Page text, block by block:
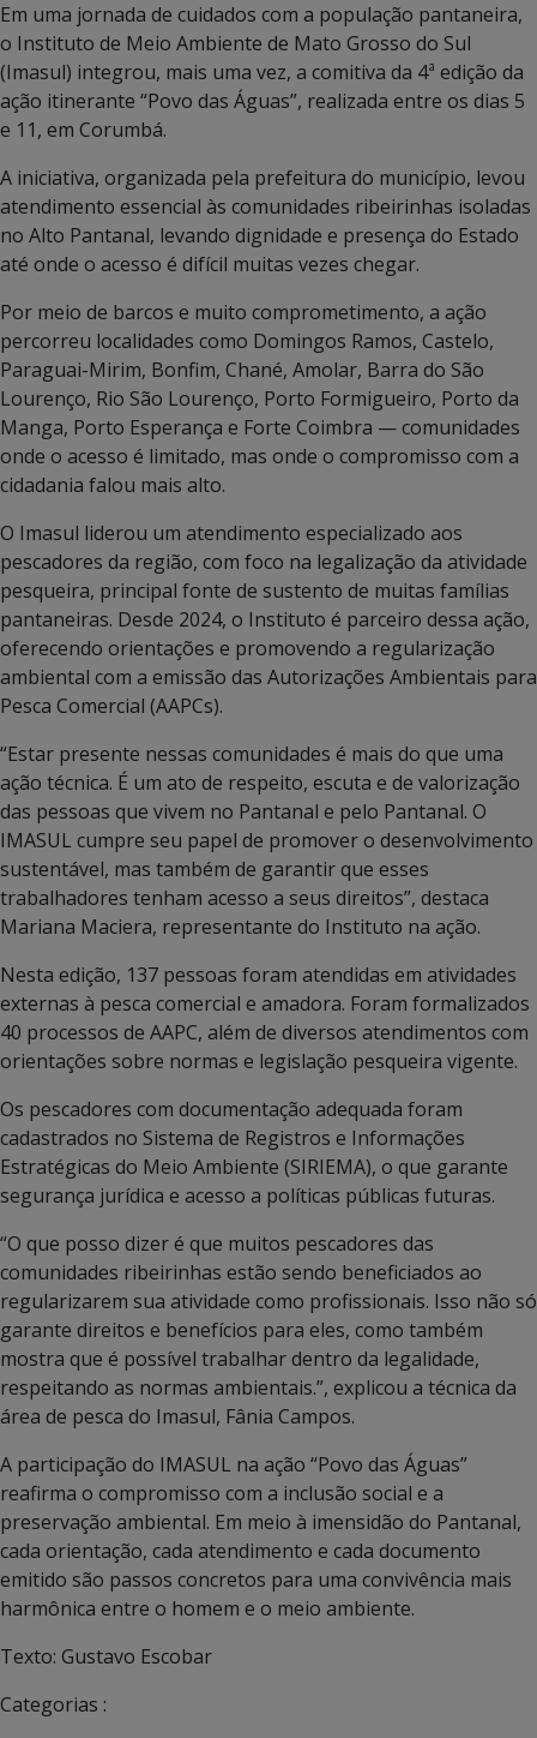
Em uma jornada de cuidados com a população pantaneira,
o Instituto de Meio Ambiente de Mato Grosso do Sul
(Imasul) integrou, mais uma vez, a comitiva da 4ª edição da
ação itinerante “Povo das Águas”, realizada entre os dias 5
e 11, em Corumbá.
A iniciativa, organizada pela prefeitura do município, levou
atendimento essencial às comunidades ribeirinhas isoladas
no Alto Pantanal, levando dignidade e presença do Estado
até onde o acesso é difícil muitas vezes chegar.
Por meio de barcos e muito comprometimento, a ação
percorreu localidades como Domingos Ramos, Castelo,
Paraguai-Mirim, Bonfim, Chané, Amolar, Barra do São
Lourenço, Rio São Lourenço, Porto Formigueiro, Porto da
Manga, Porto Esperança e Forte Coimbra — comunidades
onde o acesso é limitado, mas onde o compromisso com a
cidadania falou mais alto.
O Imasul liderou um atendimento especializado aos
pescadores da região, com foco na legalização da atividade
pesqueira, principal fonte de sustento de muitas famílias
pantaneiras. Desde 2024, o Instituto é parceiro dessa ação,
oferecendo orientações e promovendo a regularização
ambiental com a emissão das Autorizações Ambientais para
Pesca Comercial (AAPCs).
“Estar presente nessas comunidades é mais do que uma
ação técnica. É um ato de respeito, escuta e de valorização
das pessoas que vivem no Pantanal e pelo Pantanal. O
IMASUL cumpre seu papel de promover o desenvolvimento
sustentável, mas também de garantir que esses
trabalhadores tenham acesso a seus direitos”, destaca
Mariana Maciera, representante do Instituto na ação.
Nesta edição, 137 pessoas foram atendidas em atividades
externas à pesca comercial e amadora. Foram formalizados
40 processos de AAPC, além de diversos atendimentos com
orientações sobre normas e legislação pesqueira vigente.
Os pescadores com documentação adequada foram
cadastrados no Sistema de Registros e Informações
Estratégicas do Meio Ambiente (SIRIEMA), o que garante
segurança jurídica e acesso a políticas públicas futuras.
“O que posso dizer é que muitos pescadores das
comunidades ribeirinhas estão sendo beneficiados ao
regularizarem sua atividade como profissionais. Isso não só
garante direitos e benefícios para eles, como também
mostra que é possível trabalhar dentro da legalidade,
respeitando as normas ambientais.”, explicou a técnica da
área de pesca do Imasul, Fânia Campos.
A participação do IMASUL na ação “Povo das Águas”
reafirma o compromisso com a inclusão social e a
preservação ambiental. Em meio à imensidão do Pantanal,
cada orientação, cada atendimento e cada documento
emitido são passos concretos para uma convivência mais
harmônica entre o homem e o meio ambiente.
Texto: Gustavo Escobar
Categorias :